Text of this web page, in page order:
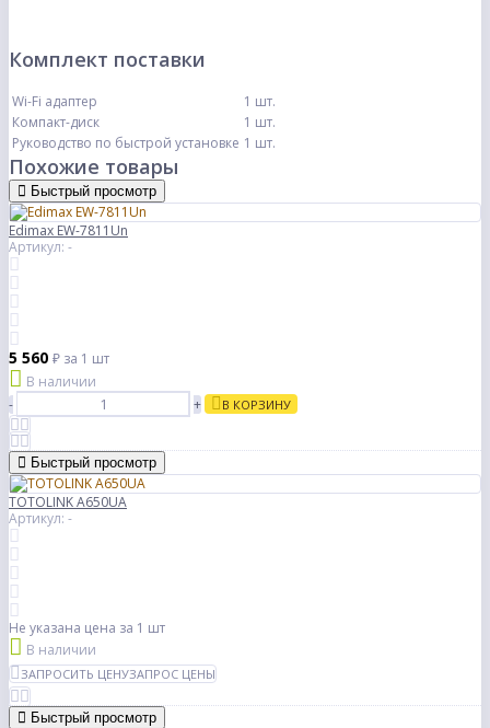
Комплект поставки
Wi-Fi адаптер
1 шт.
Компакт-диск
1 шт.
Руководство по быстрой установке 1 шт.
Похожие товары
Быстрый просмотр
Edimax EW-7811Un
Артикул: -
5 560 ₽ за 1 шт
В наличии
-
+ В КОРЗИНУ
Быстрый просмотр
TOTOLINK A650UA
Артикул: -
Не указана цена за 1 шт
В наличии
ЗАПРОСИТЬ ЦЕНУЗАПРОС ЦЕНЫ
Быстрый просмотр